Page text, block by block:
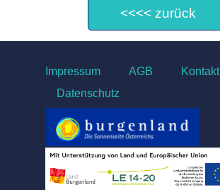
<<<< zurück
Impressum AGB
Kontakt
Datenschutz